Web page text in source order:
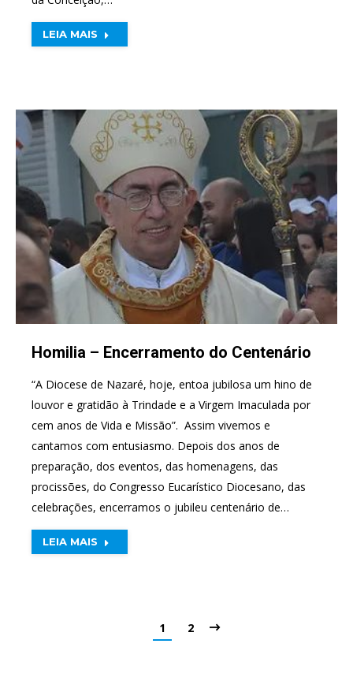
LEIA MAIS
Homilia – Encerramento do Centenário
“A Diocese de Nazaré, hoje, entoa jubilosa um hino de
louvor e gratidão à Trindade e a Virgem Imaculada por
cem anos de Vida e Missão”. ​ Assim vivemos e
cantamos com entusiasmo. Depois dos anos de
preparação, dos eventos, das homenagens, das
procissões, do Congresso Eucarístico Diocesano, das
celebrações, encerramos o jubileu centenário de…
LEIA MAIS
1 2